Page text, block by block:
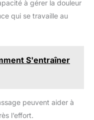
à gérer la douleur
qui se travaille au
S'entraîner
peuvent aider à
l’effort.